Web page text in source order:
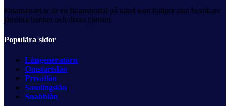
Finansruset.se är en finansportal på nätet som hjälper sina besökare
jämföra banker och deras tjänster.
Populära sidor
Långeneratorn
Omstartslån
Privatlån
Samlingslån
Snabblån